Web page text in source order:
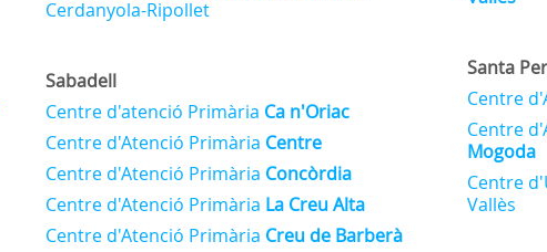
Cerdanyola-Ripollet
Sabadell
Centre d'atenció Primària Ca n'Oriac
Centre d'Atenció Primària Centre
Centre d'Atenció Primària Concòrdia
Centre d'Atenció Primària La Creu Alta
Centre d'Atenció Primària Creu de Barberà
Santa
Centre
Centre
Mogoda
Centre
Vallès